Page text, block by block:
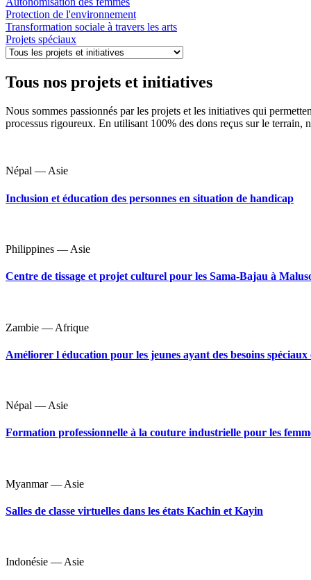
Protection de l'environnement
Transformation sociale à travers les arts
Projets spéciaux
Tous nos projets et initiatives
Nous sommes passionnés par les projets et les initiatives qui
processus rigoureux. En utilisant 100% des dons reçus sur le terrain,
Népal — Asie
Inclusion et éducation des personnes en situation de handicap
Philippines — Asie
Centre de tissage et projet culturel pour les Sama-Bajau à
Zambie — Afrique
Améliorer l éducation pour les jeunes ayant des besoins
Népal — Asie
Formation professionnelle à la couture industrielle pour les
Myanmar — Asie
Salles de classe virtuelles dans les états Kachin et Kayin
Indonésie — Asie